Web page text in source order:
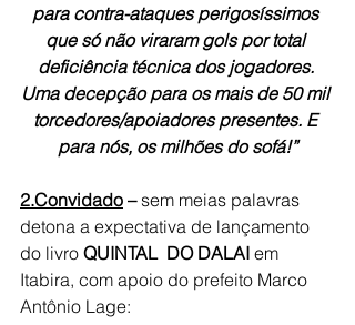
para contra-ataques perigosíssimos
que só não viraram gols por total
deficiência técnica dos jogadores.
Uma decepção para os mais de 50 mil
torcedores/apoiadores presentes. E
para nós, os milhões do sofá!”
2.Convidado – sem meias palavras
detona a expectativa de lançamento
do livro QUINTAL  DO DALAI em
Itabira, com apoio do prefeito Marco
Antônio Lage: